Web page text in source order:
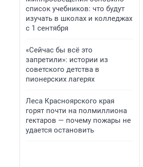
список учебников: что будут
изучать в школах и колледжах
с 1 сентября
«Сейчас бы всё это
запретили»: истории из
советского детства в
пионерских лагерях
Леса Красноярского края
горят почти на полмиллиона
гектаров — почему пожары не
удается остановить